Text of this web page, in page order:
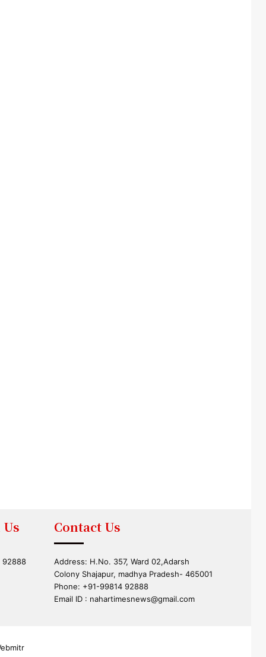
92888
Contact Us
Address: H.No. 357, Ward 02,Adarsh
Colony Shajapur, madhya Pradesh- 465001
Phone: +91-99814 92888
Email ID : nahartimesnews@gmail.com